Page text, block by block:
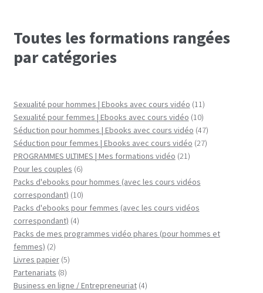
Toutes les formations rangées
par catégories
Sexualité pour hommes | Ebooks avec cours vidéo 1111
produits
Sexualité pour femmes | Ebooks avec cours vidéo 1010
produits
Séduction pour hommes | Ebooks avec cours vidéo 4747
produits
Séduction pour femmes | Ebooks avec cours vidéo 2727
PROGRAMMES ULTIMES | Mes formations vidéo 2121
Pour les couples 66
produits
Packs d'ebooks pour hommes (avec les cours vidéos
correspondant) 1010
produits
Packs d'ebooks pour femmes (avec les cours vidéos
correspondant) 44
produits
Packs de mes programmes vidéo phares (pour hommes et
femmes) 22
produits
Livres papier 55
Partenariats 88
produits
Business en ligne / Entrepreneuriat 44